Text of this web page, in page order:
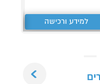
למידע ורכישה